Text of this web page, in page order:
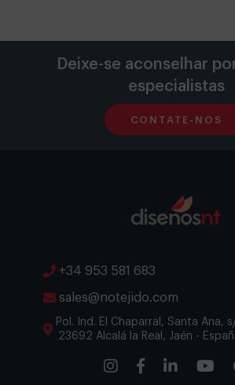
Deixe-se aconselhar
especialistas
CONTATE-NOS
+34 953 581 683
sales@notejido.com
Pol. Ind. El Chaparral, Santa Ana,
23692 Alcalá la Real, Jaén -